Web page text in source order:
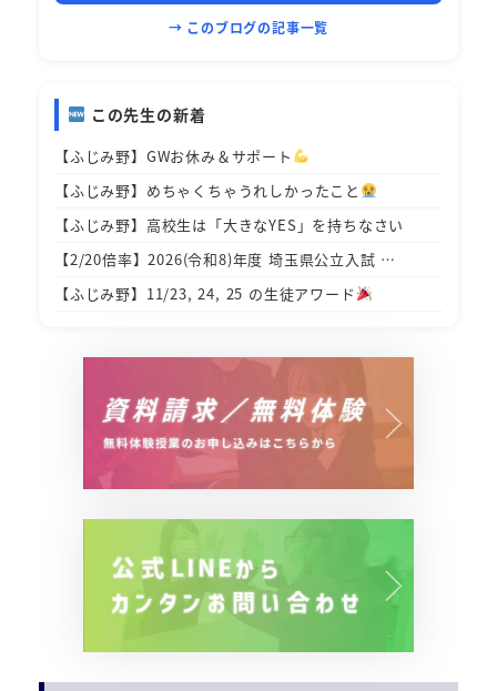
→ このブログの記事一覧
この先生の新着
【ふじみ野】GWお休み＆サポート
【ふじみ野】めちゃくちゃうれしかったこと
【ふじみ野】高校生は「大きなYES」を持ちなさい
【2/20倍率】2026(令和8)年度 埼玉県公立入試 …
【ふじみ野】11/23, 24, 25 の生徒アワード